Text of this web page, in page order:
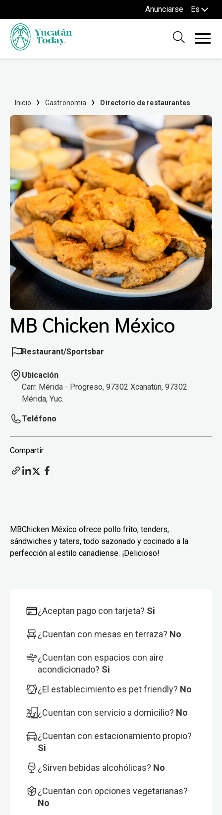
Anunciarse Es
Inicio Gastronomia Directorio de restaurantes
MB Chicken México
Restaurant/Sportsbar
Ubicación
Carr. Mérida - Progreso, 97302 Xcanatún, 97302
Mérida, Yuc.
Teléfono
Compartir
MBChicken México ofrece pollo frito, tenders,
sándwiches y taters, todo sazonado y cocinado a la
perfección al estilo canadiense. ¡Delicioso!
¿Aceptan pago con tarjeta? Si
¿Cuentan con mesas en terraza? No
¿Cuentan con espacios con aire
acondicionado? Si
¿El establecimiento es pet friendly? No
¿Cuentan con servicio a domicilio? No
¿Cuentan con estacionamiento propio?
Si
¿Sirven bebidas alcohólicas? No
¿Cuentan con opciones vegetarianas?
No